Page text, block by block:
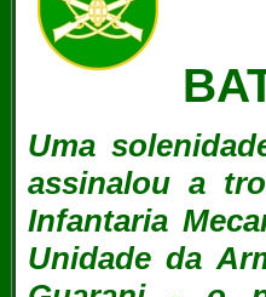
Uma
assinalou a
Infantaria
Unidade da